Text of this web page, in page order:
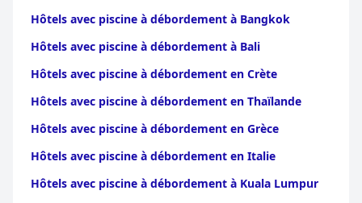
Hôtels avec piscine à débordement à Bangkok
Hôtels avec piscine à débordement à Bali
Hôtels avec piscine à débordement en Crète
Hôtels avec piscine à débordement en Thaïlande
Hôtels avec piscine à débordement en Grèce
Hôtels avec piscine à débordement en Italie
Hôtels avec piscine à débordement à Kuala Lumpur